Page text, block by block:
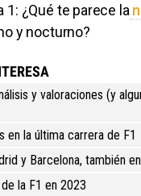
1: ¿Qué te parece la
y nocturno?
y valoraciones (y
en la última carrera de F1
y Barcelona, también
la F1 en 2023